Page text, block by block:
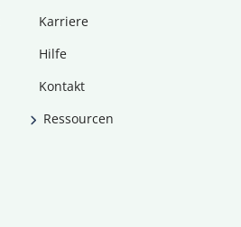
Karriere
Hilfe
Kontakt
Ressourcen